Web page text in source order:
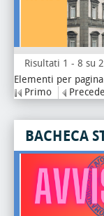
Risultati 1 - 8 su
Elementi per
Primo
BACHECA